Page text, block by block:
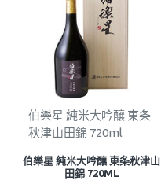
伯樂星 純米大吟釀 東条
秋津山田錦 720ml
伯樂星 純米大吟釀 東条秋津山
田錦 720ML